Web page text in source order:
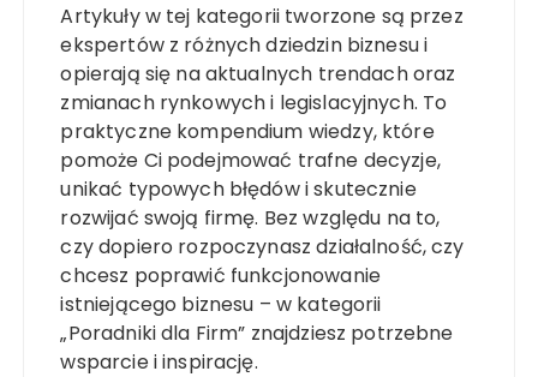
Artykuły w tej kategorii tworzone są przez
ekspertów z różnych dziedzin biznesu i
opierają się na aktualnych trendach oraz
zmianach rynkowych i legislacyjnych. To
praktyczne kompendium wiedzy, które
pomoże Ci podejmować trafne decyzje,
unikać typowych błędów i skutecznie
rozwijać swoją firmę. Bez względu na to,
czy dopiero rozpoczynasz działalność, czy
chcesz poprawić funkcjonowanie
istniejącego biznesu – w kategorii
„Poradniki dla Firm” znajdziesz potrzebne
wsparcie i inspirację.